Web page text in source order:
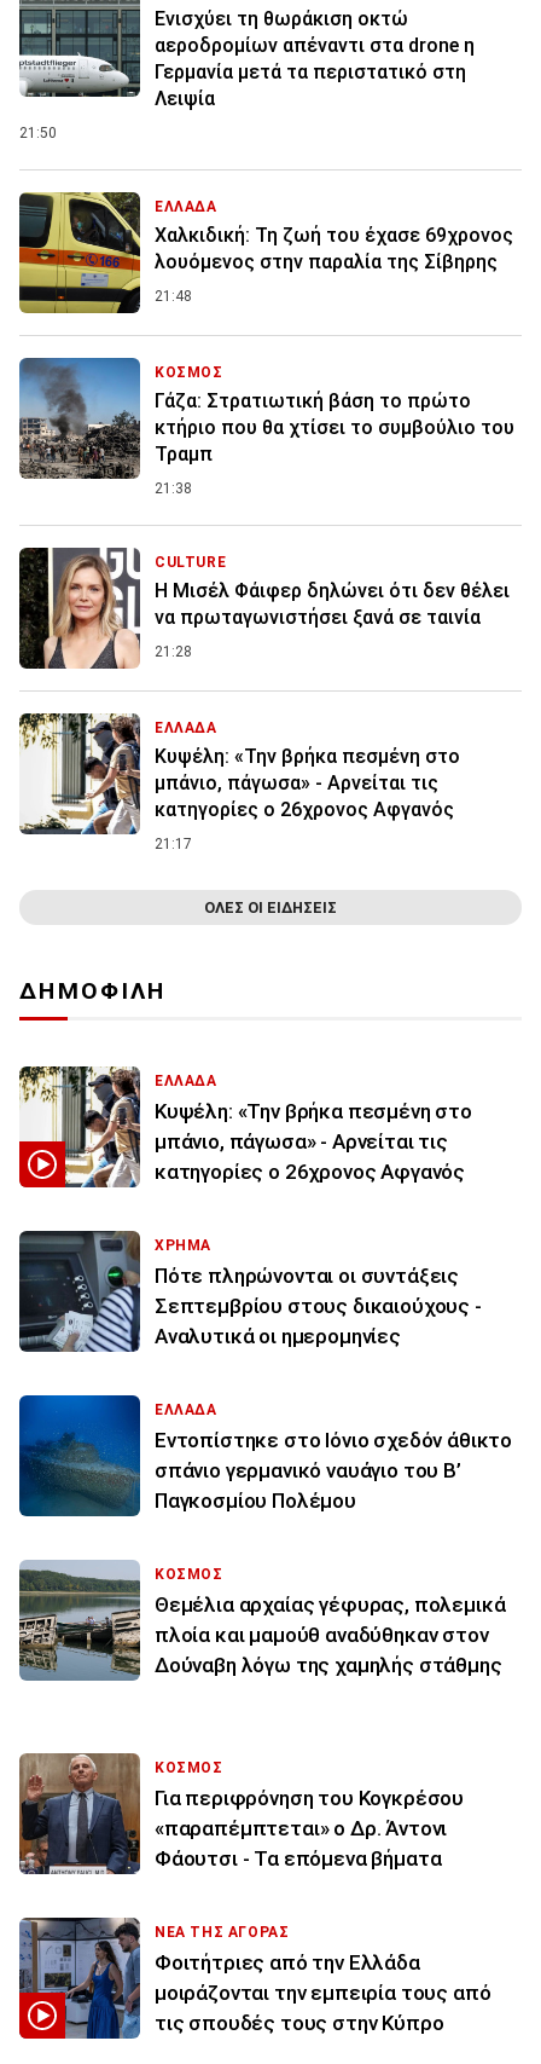
Ενισχύει τη θωράκιση οκτώ
αεροδρομίων απέναντι στα drone η
Γερμανία μετά τα περιστατικό στη
Λειψία
21:50
ΕΛΛΑΔΑ
Χαλκιδική: Τη ζωή του έχασε 69χρονος
λουόμενος στην παραλία της Σίβηρης
21:48
ΚΟΣΜΟΣ
Γάζα: Στρατιωτική βάση το πρώτο
κτήριο που θα χτίσει το συμβούλιο του
Τραμπ
21:38
CULTURE
Η Μισέλ Φάιφερ δηλώνει ότι δεν θέλει
να πρωταγωνιστήσει ξανά σε ταινία
21:28
ΕΛΛΑΔΑ
Κυψέλη: «Την βρήκα πεσμένη στο
μπάνιο, πάγωσα» - Αρνείται τις
κατηγορίες ο 26χρονος Αφγανός
21:17
ΟΛΕΣ ΟΙ ΕΙΔΗΣΕΙΣ
ΔΗΜΟΦΙΛΗ
ΕΛΛΑΔΑ
Κυψέλη: «Την βρήκα πεσμένη στο
μπάνιο, πάγωσα» - Αρνείται τις
κατηγορίες ο 26χρονος Αφγανός
ΧΡΗΜΑ
Πότε πληρώνονται οι συντάξεις
Σεπτεμβρίου στους δικαιούχους -
Αναλυτικά οι ημερομηνίες
ΕΛΛΑΔΑ
Εντοπίστηκε στο Ιόνιο σχεδόν άθικτο
σπάνιο γερμανικό ναυάγιο του Β’
Παγκοσμίου Πολέμου
ΚΟΣΜΟΣ
Θεμέλια αρχαίας γέφυρας, πολεμικά
πλοία και μαμούθ αναδύθηκαν στον
Δούναβη λόγω της χαμηλής στάθμης
ΚΟΣΜΟΣ
Για περιφρόνηση του Κογκρέσου
«παραπέμπτεται» ο Δρ. Άντονι
Φάουτσι - Τα επόμενα βήματα
ΝΕΑ ΤΗΣ ΑΓΟΡΑΣ
Φοιτήτριες από την Ελλάδα
μοιράζονται την εμπειρία τους από
τις σπουδές τους στην Κύπρο